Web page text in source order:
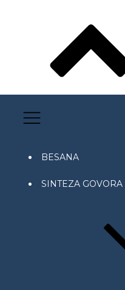
BESANA
SINTEZA GOVORA